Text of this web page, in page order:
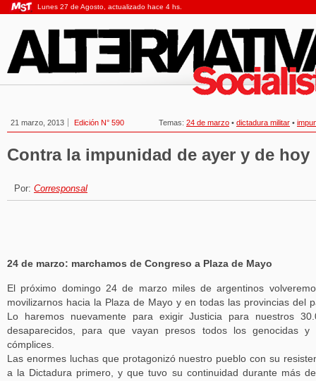
Lunes 27 de Agosto, actualizado hace 4 hs.
21 marzo, 2013 Edición N° 590 Temas: 24 de marzo • dictadura militar •
Contra la impunidad de ayer y de hoy
Por: Corresponsal
24 de marzo: marchamos de Congreso a Plaza de Mayo
El próximo domingo 24 de marzo miles de argentinos
movilizarnos hacia la Plaza de Mayo y en todas las provincias del
Lo haremos nuevamente para exigir Justicia para nuestros
desaparecidos, para que vayan presos todos los genocidas y
cómplices.
Las enormes luchas que protagonizó nuestro pueblo con su
a la Dictadura primero, y que tuvo su continuidad durante más